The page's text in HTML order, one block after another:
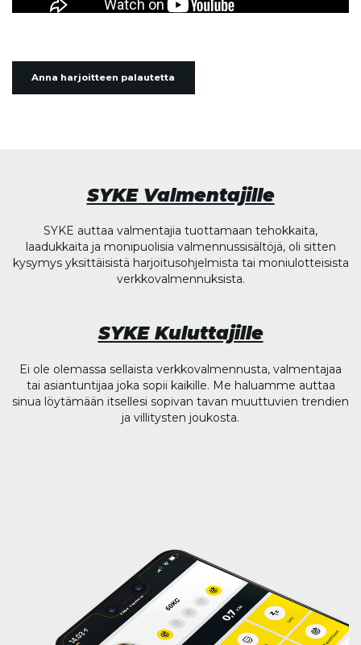
Anna harjoitteen palautetta
SYKE Valmentajille
SYKE auttaa valmentajia tuottamaan tehokkaita,
laadukkaita ja monipuolisia valmennussisältöjä, oli sitten
kysymys yksittäisistä harjoitusohjelmista tai moniulotteisista
verkkovalmennuksista.
SYKE Kuluttajille
Ei ole olemassa sellaista verkkovalmennusta, valmentajaa
tai asiantuntijaa joka sopii kaikille. Me haluamme auttaa
sinua löytämään itsellesi sopivan tavan muuttuvien trendien
ja villitysten joukosta.